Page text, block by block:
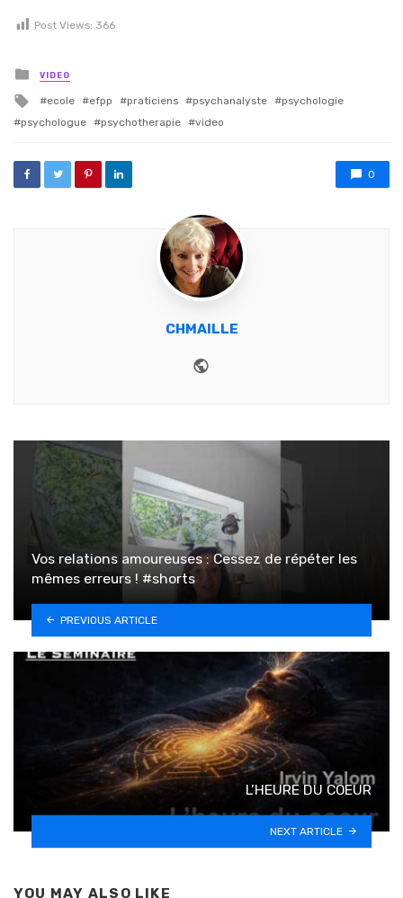
Post Views: 366
Posted in
VIDEO
Tagged with
ecole efpp praticiens psychanalyste
psychologie
psychologue
psychotherapie video
0
CHMAILLE
Vos relations amoureuses : Cessez de répéter les
mêmes erreurs ! #shorts
PREVIOUS ARTICLE
L’HEURE DU COEUR
NEXT ARTICLE
YOU MAY ALSO LIKE